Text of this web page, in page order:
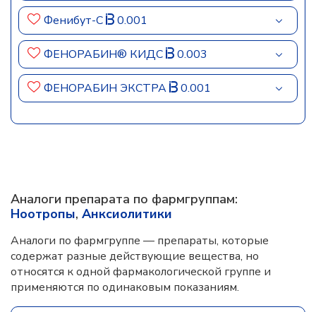
Фенибут-С 0.001
ФЕНОРАБИН® КИДС 0.003
ФЕНОРАБИН ЭКСТРА 0.001
Аналоги препарата по фармгруппам:
Ноотропы, Анксиолитики
Аналоги по фармгруппе — препараты, которые
содержат разные действующие вещества, но
относятся к одной фармакологической группе и
применяются по одинаковым показаниям.